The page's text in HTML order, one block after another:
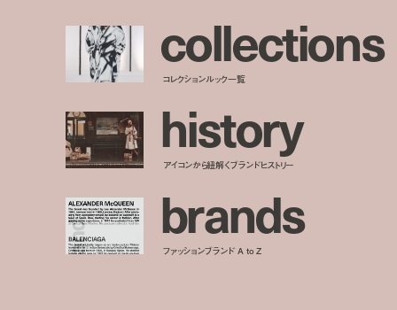
collections
コレクションルック一覧
history
アイコンから紐解くブランドヒストリー
brands
ファッションブランド A to Z